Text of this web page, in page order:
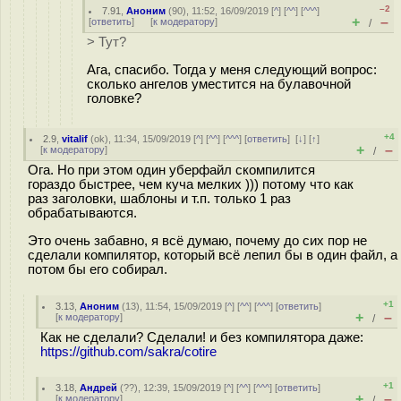
7.91 ,Аноним (90), 11:52, 16/09/2019 [^] [^^] [^^^]
[ответить] [к модератору]
–2
+ / –
> Тут?
Ага, спасибо. Тогда у меня следующий вопрос:
сколько ангелов уместится на булавочной
головке?
2.9 ,vitalif (ok), 11:34, 15/09/2019 [^] [^^] [^^^] [ответить][↓] [↑]
[к модератору]
+4
+ / –
Ога. Но при этом один уберфайл скомпилится
гораздо быстрее, чем куча мелких ))) потому что как
раз заголовки, шаблоны и т.п. только 1 раз
обрабатываются.
Это очень забавно, я всё думаю, почему до сих пор не
сделали компилятор, который всё лепил бы в один файл, а
потом бы его собирал.
3.13 ,Аноним (13), 11:54, 15/09/2019 [^] [^^] [^^^] [ответить]
[к модератору]
+1
+ / –
Как не сделали? Сделали! и без компилятора даже:
https://github.com/sakra/cotire
3.18 ,Андрей (??), 12:39, 15/09/2019 [^] [^^] [^^^] [ответить]
[к модератору]
+1